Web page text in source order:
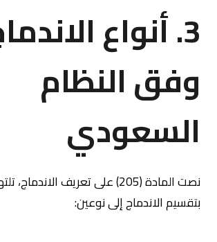
3. أنواع
وفق النظام
السعودي
بتقسيم الاندماج إلى نوعين: